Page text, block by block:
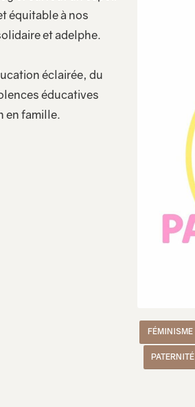
équitable à nos
et adelphe.
éclairée, du
éducatives
en famille.
FÉMINISME
PATERNITÉ